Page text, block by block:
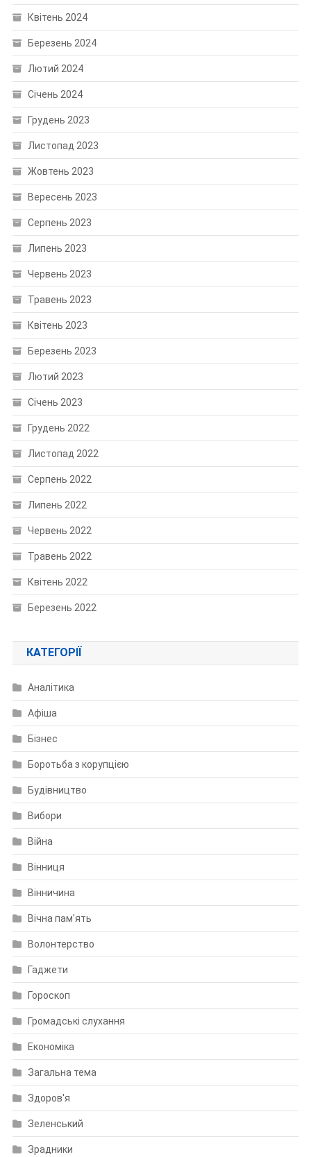
Квітень 2024
Березень 2024
Лютий 2024
Січень 2024
Грудень 2023
Листопад 2023
Жовтень 2023
Вересень 2023
Серпень 2023
Липень 2023
Червень 2023
Травень 2023
Квітень 2023
Березень 2023
Лютий 2023
Січень 2023
Грудень 2022
Листопад 2022
Серпень 2022
Липень 2022
Червень 2022
Травень 2022
Квітень 2022
Березень 2022
КАТЕГОРІЇ
Аналітика
Афіша
Бізнес
Боротьба з корупцією
Будівництво
Вибори
Війна
Вінниця
Вінничина
Вічна пам'ять
Волонтерство
Гаджети
Гороскоп
Громадські слухання
Економіка
Загальна тема
Здоров'я
Зеленський
Зрадники